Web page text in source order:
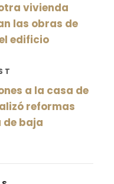
vivienda
las obras de
edificio
a la casa de
reformas
baja